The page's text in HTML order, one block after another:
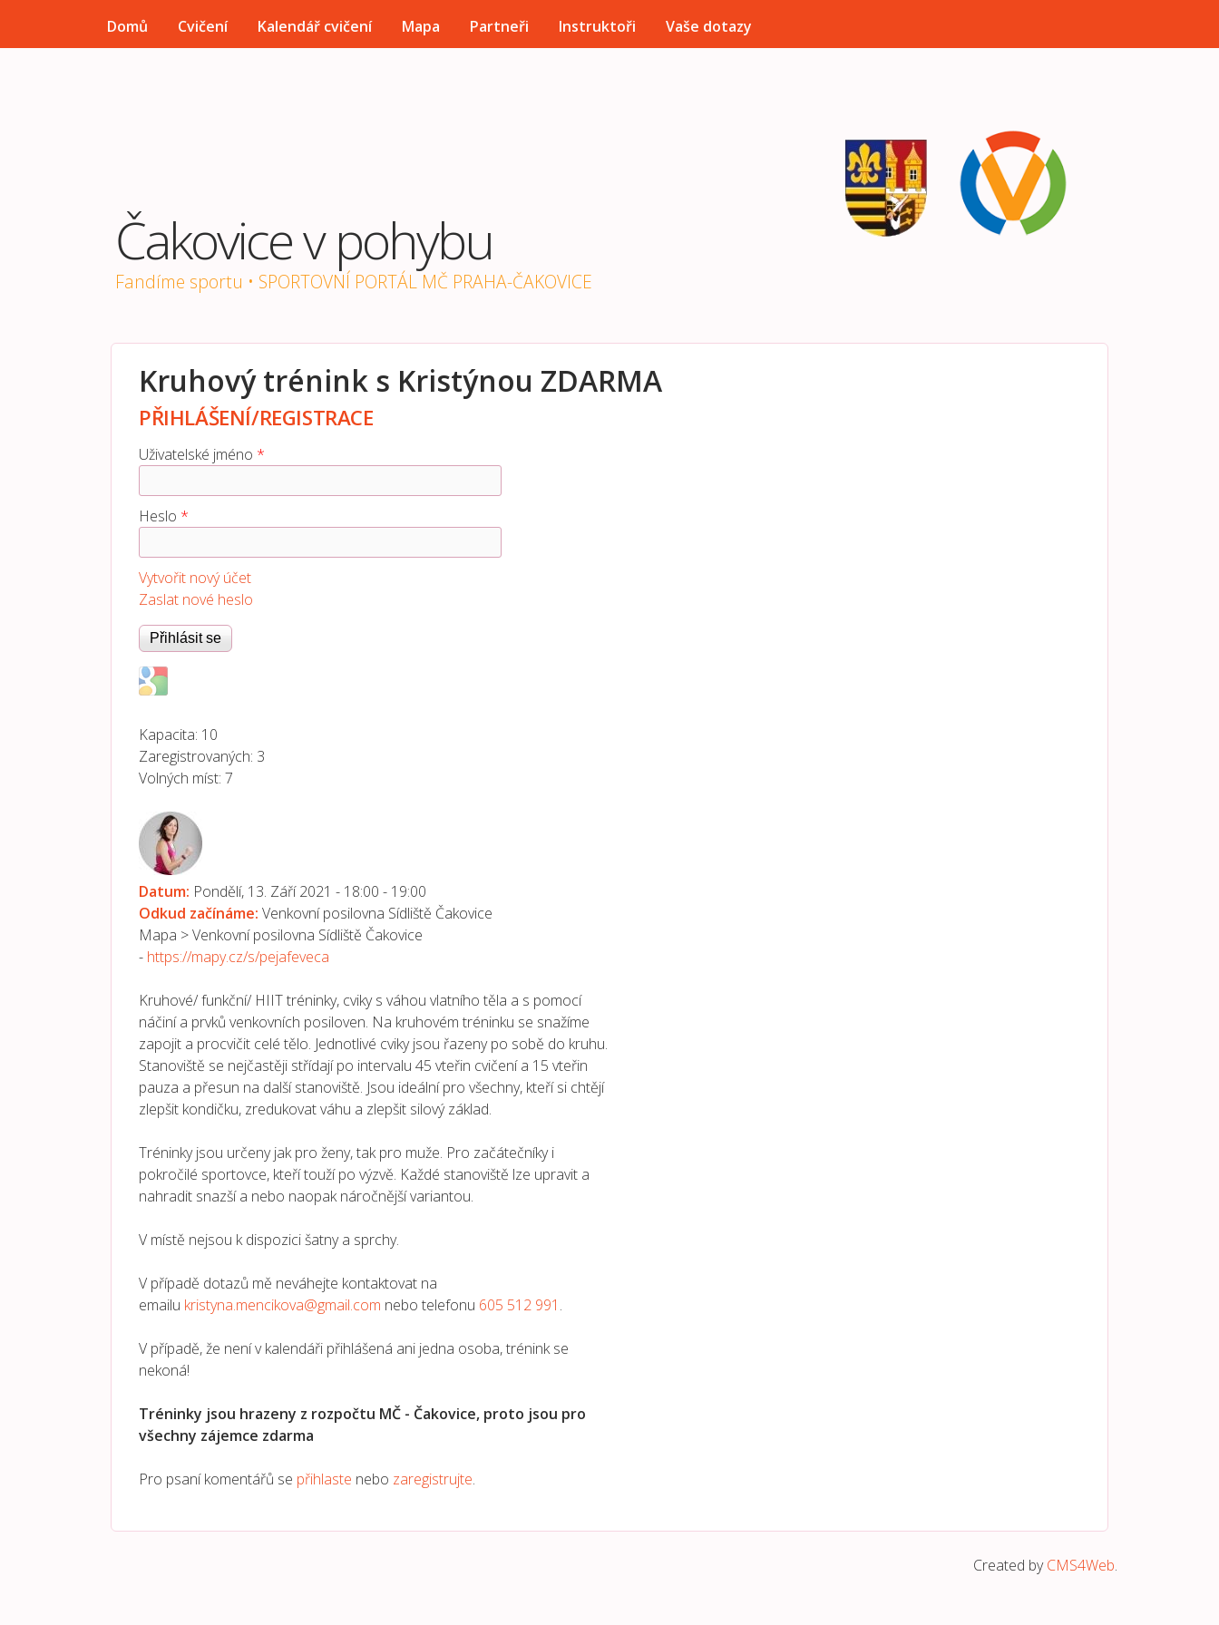
HLAVNÍ MENU
Domů Cvičení Kalendář cvičení Mapa Partneři Instruktoři Vaše dotazy
Čakovice v pohybu
Fandíme sportu • SPORTOVNÍ PORTÁL MČ PRAHA-ČAKOVICE
Kruhový trénink s Kristýnou ZDARMA
PŘIHLÁŠENÍ/REGISTRACE
Uživatelské jméno *
Heslo *
Vytvořit nový účet
Zaslat nové heslo
Login with Google
Kapacita: 10
Zaregistrovaných: 3
Volných míst: 7
Datum: Pondělí, 13. Září 2021 - 18:00 - 19:00
Odkud začínáme: Venkovní posilovna Sídliště Čakovice
Mapa > Venkovní posilovna Sídliště Čakovice
- https://mapy.cz/s/pejafeveca
Kruhové/ funkční/ HIIT tréninky, cviky s váhou vlatního těla a s pomocí
náčiní a prvků venkovních posiloven. Na kruhovém tréninku se snažíme
zapojit a procvičit celé tělo. Jednotlivé cviky jsou řazeny po sobě do kruhu.
Stanoviště se nejčastěji střídají po intervalu 45 vteřin cvičení a 15 vteřin
pauza a přesun na další stanoviště. Jsou ideální pro všechny, kteří si chtějí
zlepšit kondičku, zredukovat váhu a zlepšit silový základ.
Tréninky jsou určeny jak pro ženy, tak pro muže. Pro začátečníky i
pokročilé sportovce, kteří touží po výzvě. Každé stanoviště lze upravit a
nahradit snazší a nebo naopak náročnější variantou.
V místě nejsou k dispozici šatny a sprchy.
V případě dotazů mě neváhejte kontaktovat na
emailu kristyna.mencikova@gmail.com nebo telefonu 605 512 991 .
V případě, že není v kalendáři přihlášená ani jedna osoba, trénink se
nekoná!
Tréninky jsou hrazeny z rozpočtu MČ - Čakovice, proto jsou pro
všechny zájemce zdarma
Pro psaní komentářů se přihlaste nebo zaregistrujte.
Created byCMS4Web.